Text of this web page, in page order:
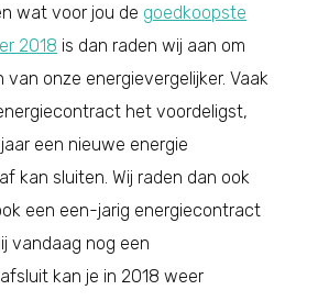
wat voor jou de goedkoopste
2018 is dan raden wij aan om
van onze energievergelijker. Vaak
het voordeligst,
een nieuwe energie
kan sluiten. Wij raden dan ook
een een-jarig energiecontract
vandaag nog een
kan je in 2018 weer